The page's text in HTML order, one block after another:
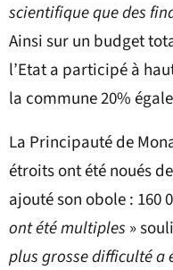
scientifique que des
Ainsi sur un budget
l’Etat a participé à
la commune 20%
La Principauté de
étroits ont été noués
ajouté son obole : 160
ont été multiples »
plus grosse difficulté a